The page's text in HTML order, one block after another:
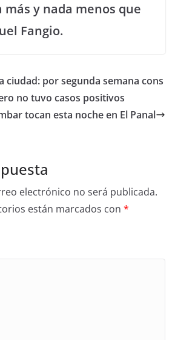
más y nada menos que
Fangio.
ciudad: por segunda semana cons
no tuvo casos positivos
tocan esta noche en El Panal
electrónico no será publicada.
están marcados con *